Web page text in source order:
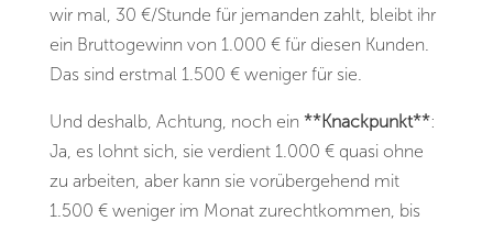
wir mal, 30 €/Stunde für jemanden zahlt, bleibt ihr
ein Bruttogewinn von 1.000 € für diesen Kunden.
Das sind erstmal 1.500 € weniger für sie.
Und deshalb, Achtung, noch ein **Knackpunkt**:
Ja, es lohnt sich, sie verdient 1.000 € quasi ohne
zu arbeiten, aber kann sie vorübergehend mit
1.500 € weniger im Monat zurechtkommen, bis